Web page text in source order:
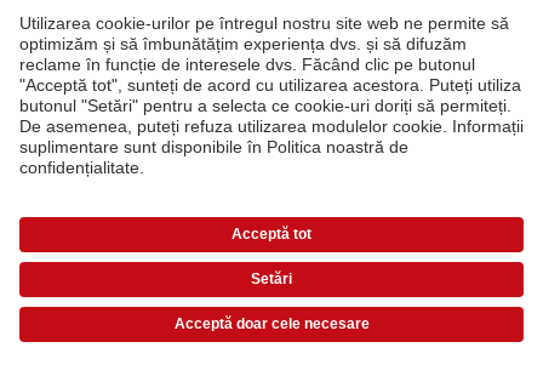
Instant Foto – printate pe loc, pot fi ridicate
imediat și oferite drept cadou.
Prețurile sunt prețuri de consum recomandate și includ TVA. Prețurile nu includ taxa